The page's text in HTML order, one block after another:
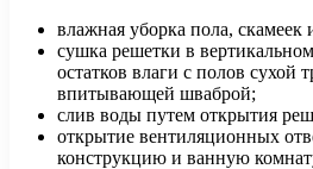
влажная уборка пола, скамеек
сушка решетки в
остатков влаги с полов сухой
впитывающей шваброй;
слив воды путем открытия
открытие вентиляционных
конструкцию и ванную